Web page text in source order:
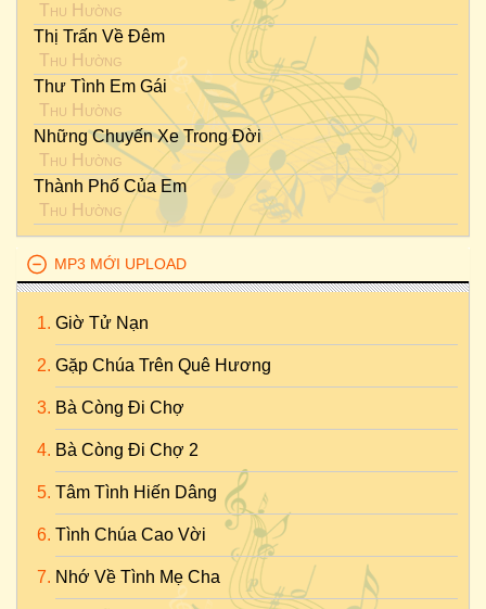
Thu Hường
Thị Trấn Về Đêm
Thu Hường
Thư Tình Em Gái
Thu Hường
Những Chuyến Xe Trong Đời
Thu Hường
Thành Phố Của Em
Thu Hường
MP3 MỚI UPLOAD
Giờ Tử Nạn
Gặp Chúa Trên Quê Hương
Bà Còng Đi Chợ
Bà Còng Đi Chợ 2
Tâm Tình Hiến Dâng
Tình Chúa Cao Vời
Nhớ Về Tình Mẹ Cha